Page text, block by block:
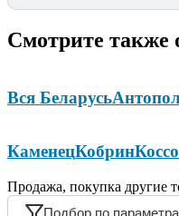
Смотрите также
Вся Беларусь
КаменецКобрин
Продажа, покупка другие